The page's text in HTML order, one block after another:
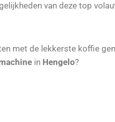
van deze top
met de lekkerste koffie
in Hengelo?